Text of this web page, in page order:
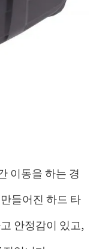
이동을 하는 경
들어진 하드 타
안정감이 있고,